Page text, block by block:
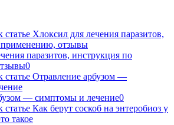
паразитов, инструкция по
0
— симптомы и лечение0